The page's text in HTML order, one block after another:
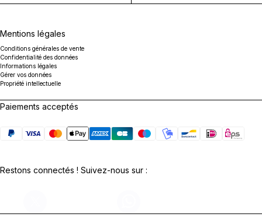
Mentions légales
Conditions générales de vente
Confidentialité des données
Informations légales
Gérer vos données
Propriété intellectuelle
Paiements acceptés
Restons connectés ! Suivez-nous sur :